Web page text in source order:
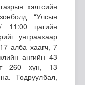
хэлтсийн
“Улсын
11:00 цагийн
унтраахаар
алба хаагч, 7
ангийн 43
260 хүн, 13
Тодруулбал,